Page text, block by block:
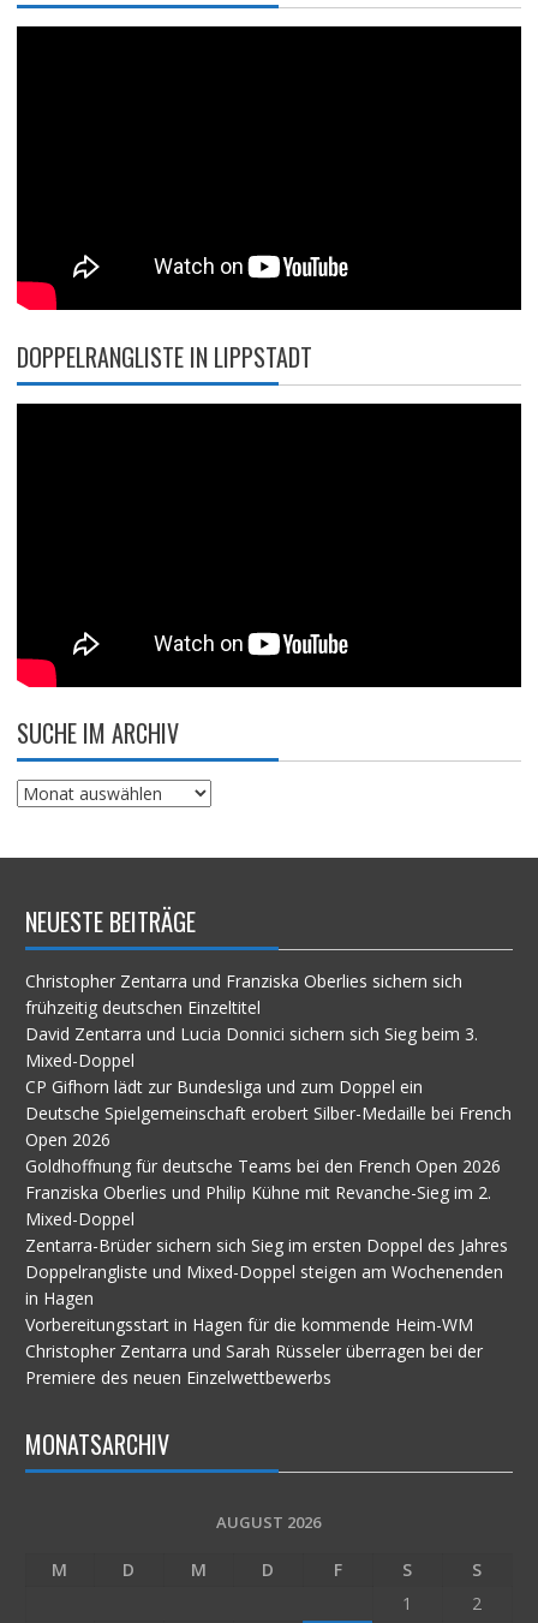
DOPPELRANGLISTE IN LIPPSTADT
SUCHE IM ARCHIV
Suche
NEUESTE BEITRÄGE
Christopher Zentarra und Franziska Oberlies sichern sich
frühzeitig deutschen Einzeltitel
David Zentarra und Lucia Donnici sichern sich Sieg beim 3.
Mixed-Doppel
CP Gifhorn lädt zur Bundesliga und zum Doppel ein
Deutsche Spielgemeinschaft erobert Silber-Medaille bei French
Open 2026
Goldhoffnung für deutsche Teams bei den French Open 2026
Franziska Oberlies und Philip Kühne mit Revanche-Sieg im 2.
Mixed-Doppel
Zentarra-Brüder sichern sich Sieg im ersten Doppel des Jahres
Doppelrangliste und Mixed-Doppel steigen am Wochenenden
in Hagen
Vorbereitungsstart in Hagen für die kommende Heim-WM
Christopher Zentarra und Sarah Rüsseler überragen bei der
Premiere des neuen Einzelwettbewerbs
MONATSARCHIV
AUGUST 2026
M D M D F S
S
1
2